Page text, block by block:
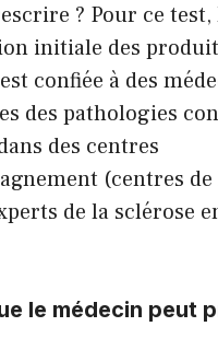
? Pour ce test,
initiale des
confiée à des
des pathologies
des centres
(centres
de la sclérose
le médecin peut